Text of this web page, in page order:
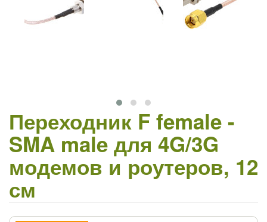
Переходник F female -
SMA male для 4G/3G
модемов и роутеров, 12
см